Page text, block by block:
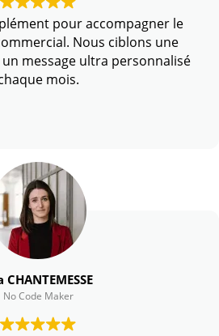
pour accompagner le
Nous ciblons une
message ultra personnalisé
mois.
CHANTEMESSE
No Code Maker